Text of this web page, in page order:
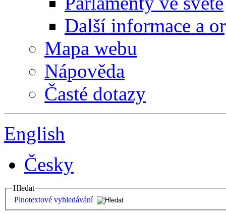
Další informace a
Mapa webu
Nápověda
Časté dotazy
English
Česky
Hledat
Plnotextové vyhledávání